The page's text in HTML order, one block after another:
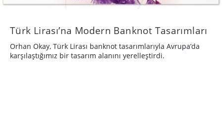
Türk Lirası’na Modern Banknot Tasarımları
Orhan Okay, Türk Lirası banknot tasarımlarıyla Avrupa’da
karşılaştığımız bir tasarım alanını yerelleştirdi.